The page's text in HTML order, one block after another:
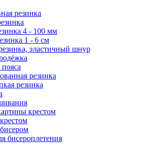
резинка
4 - 100 мм
1 - 6 см
эластичный шнур
резинка
резинка
крестом
бисероплетения